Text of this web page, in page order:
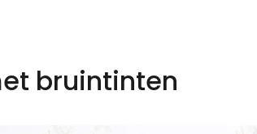
bruintinten